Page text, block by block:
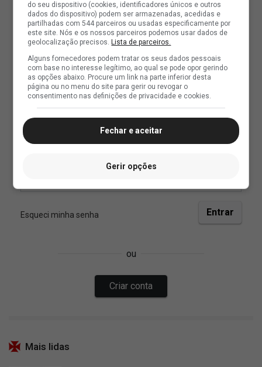
Mais lidas
do seu dispositivo (cookies, identificadores únicos e outros
dados do dispositivo) podem ser armazenadas, acedidas e
partilhadas com 544 parceiros ou usadas especificamente por
este site. Nós e os nossos parceiros podemos usar dados de
geolocalização precisos. Lista de parceiros.
Alguns fornecedores podem tratar os seus dados pessoais
com base no interesse legítimo, ao qual se pode opor gerindo
as opções abaixo. Procure um link na parte inferior desta
página ou no menu do site para gerir ou revogar o
consentimento nas definições de privacidade e cookies.
Fechar e aceitar
Gerir opções